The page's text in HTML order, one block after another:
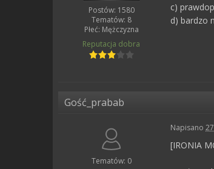
Postów: 1580
Tematów: 8
Płeć: Mężczyzna
Reputacja dobra
c)
d) bardzo
Gość_prabab
Tematów: 0
Napisano
[IRONIA